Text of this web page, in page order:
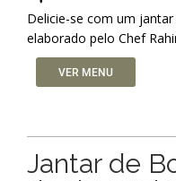
Delicie-se com um
elaborado pelo Chef
VER MENU
Jantar de